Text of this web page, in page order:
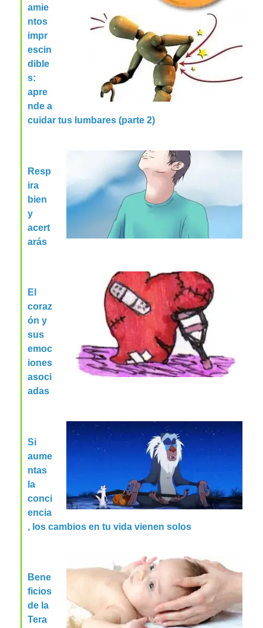
amie
ntos
impr
escin
dible
s:
apre
nde a
cuidar tus lumbares (parte 2)
Resp
ira
bien
y
acert
arás
El
coraz
ón y
sus
emoc
iones
asoci
adas
Si
aume
ntas
la
conci
encia
, los cambios en tu vida vienen solos
Bene
ficios
de la
Tera